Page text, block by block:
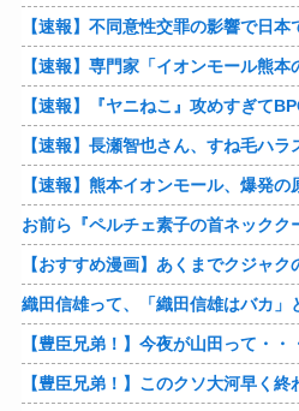
【速報】不同意性交罪の影響で日
【速報】『ヤニねこ』攻めすぎて
【速報】熊本イオンモール、爆発
お前ら『ペルチェ素子の首ネックク
【おすすめ漫画】あくまでクジャク
【豊臣兄弟！】今夜が山田って・・
【豊臣兄弟！】このクソ大河早く終